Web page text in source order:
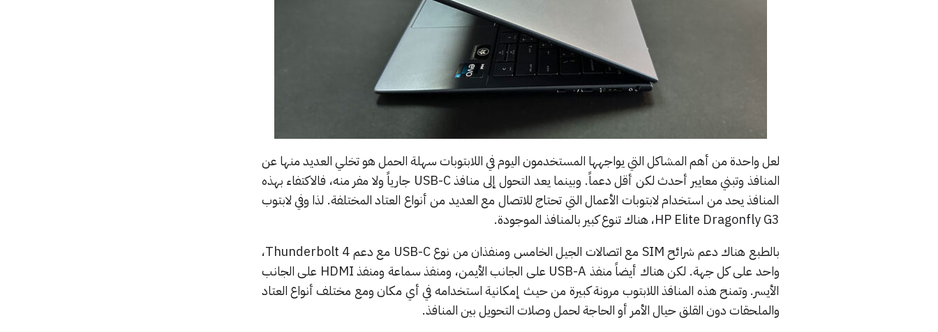
لعل واحدة من أهم المشاكل التي يواجهها المستخدمون اليوم في اللابتوبات سهلة الحمل هو تخلي العديد منها عن
المنافذ وتبني معايير أحدث لكن أقل دعماً. وبينما يعد التحول إلى منافذ USB-C جارياً ولا مفر منه، فالاكتفاء بهذه
المنافذ يحد من استخدام لابتوبات الأعمال التي تحتاج للاتصال مع العديد من أنواع العتاد المختلفة. لذا وفي لابتوب
HP Elite Dragonfly G3، هناك تنوع كبير بالمنافذ الموجودة.
بالطبع هناك دعم شرائح SIM مع اتصالات الجيل الخامس ومنفذان من نوع USB-C مع دعم Thunderbolt 4،
واحد على كل جهة. لكن هناك أيضاً منفذ USB-A على الجانب الأيمن، ومنفذ سماعة ومنفذ HDMI على الجانب
الأيسر. وتمنح هذه المنافذ اللابتوب مرونة كبيرة من حيث إمكانية استخدامه في أي مكان ومع مختلف أنواع العتاد
والملحقات دون القلق حيال الأمر أو الحاجة لحمل وصلات التحويل بين المنافذ.